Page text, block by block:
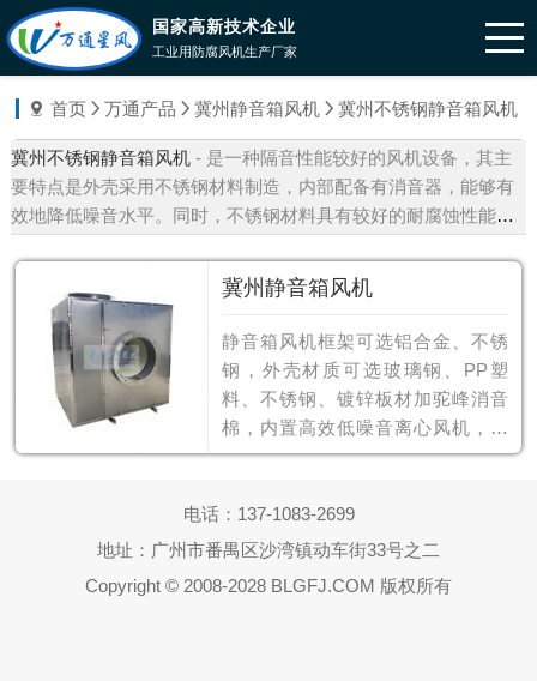
国家高新技术企业
工业用防腐风机生产厂家
首页 万通产品 冀州静音箱风机 冀州不锈钢静音箱风机
冀州不锈钢静音箱风机- 是一种隔音性能较好的风机设备，其主
要特点是外壳采用不锈钢材料制造，内部配备有消音器，能够有
效地降低噪音水平。同时，不锈钢材料具有较好的耐腐蚀性能，
隔音箱和支架等组成，其外壳采用不锈钢材料制造，内部配备有
吸声材料和消音器，能够有效地降低噪音水平。此外，箱体表面
通常进行特殊处理，能够防止污染物沾附，提高了使用寿命。该
风机还配备有风机防护网和防护装置等安全保护措施，保证了使
用安全。
冀州静音箱风机
静音箱风机框架可选铝合金、不锈
钢，外壳材质可选玻璃钢、PP塑
料、不锈钢、镀锌板材加驼峰消音
棉，内置高效低噪音离心风机，独
立散热风扇降温设计，符合噪声标
电话： 137-1083-2699
地址：广州市番禺区沙湾镇动车街33号之二
Copyright © 2008-2028 BLGFJ.COM 版权所有